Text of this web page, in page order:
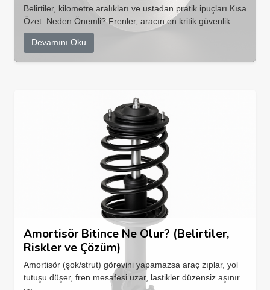
Belirtiler, kilometre aralıkları ve ustadan pratik ipuçları Kısa
Özet: Neden Önemli? Frenler, aracın en kritik güvenlik ...
Devamını Oku
Amortisör Bitince Ne Olur? (Belirtiler,
Riskler ve Çözüm)
Amortisör (şok/strut) görevini yapamazsa araç zıplar, yol
tutuşu düşer, fren mesafesi uzar, lastikler düzensiz aşınır